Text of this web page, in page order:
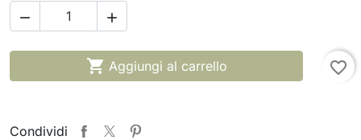
 
 Aggiungi al carrello favorite_border
Condividi